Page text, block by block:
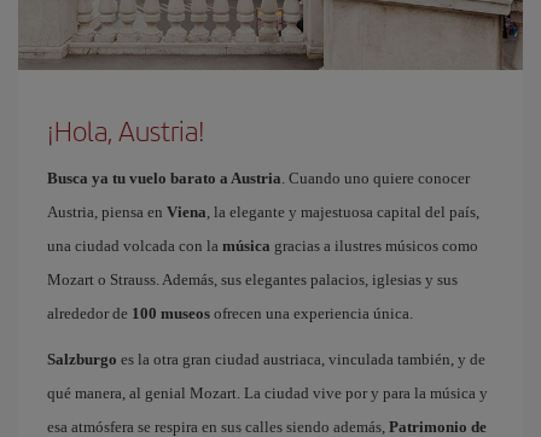
¡Hola, Austria!
Busca ya tu vuelo barato a Austria . Cuando uno quiere conocer
Austria, piensa en Viena , la elegante y majestuosa capital del país,
una ciudad volcada con la música gracias a ilustres músicos como
Mozart o Strauss. Además, sus elegantes palacios, iglesias y sus
alrededor de 100 museos ofrecen una experiencia única.
Salzburgo es la otra gran ciudad austriaca, vinculada también, y de
qué manera, al genial Mozart. La ciudad vive por y para la música y
esa atmósfera se respira en sus calles siendo además, Patrimonio de